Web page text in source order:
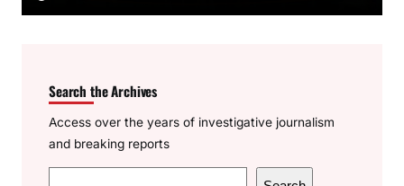
Search the Archives
Access over the years of investigative journalism
and breaking reports